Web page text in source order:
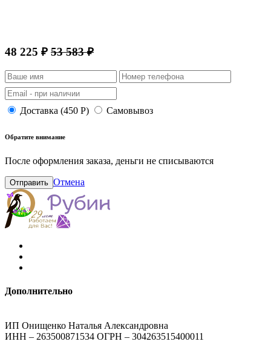
48 225 ₽ 53 583 ₽
Доставка (450 Р) Самовывоз
Обратите внимание
После оформления заказа, деньги не списываются
Отправить Отмена
Дополнительно
ИП Онищенко Наталья Александровна
ИНН – 263500871534 ОГРН – 304263515400011